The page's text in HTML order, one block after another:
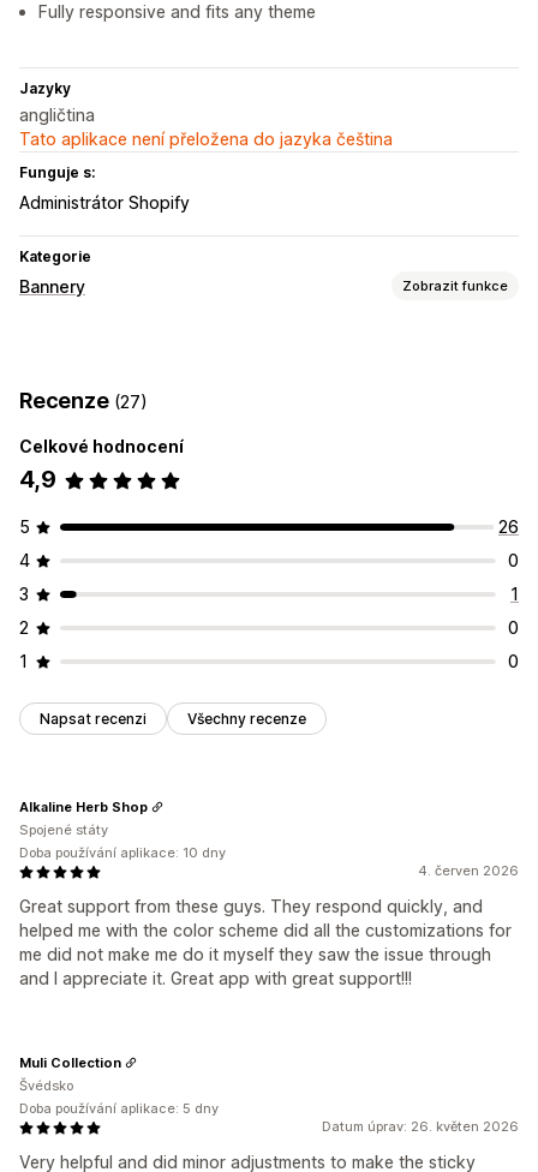
Fully responsive and fits any theme
Jazyky
angličtina
Tato aplikace není přeložena do jazyka čeština
Funguje s:
Administrátor Shopify
Kategorie
Bannery Zobrazit funkce
Notifikace Stránka produktu
Přizpůsobení
Pozice banneru
Animace
Recenze (27)
Celkové hodnocení
4,9
5
26
4
0
3
1
2
0
1
0
Napsat recenzi Všechny recenze
4. červen 2026
Great support from these guys. They respond quickly, and
helped me with the color scheme did all the customizations for
me did not make me do it myself they saw the issue through
and I appreciate it. Great app with great support!!!
Alkaline Herb Shop
Spojené státy
Doba používání aplikace: 10 dny
Datum úprav: 26. květen 2026
Very helpful and did minor adjustments to make the sticky
Muli Collection
Švédsko
Doba používání aplikace: 5 dny